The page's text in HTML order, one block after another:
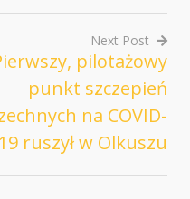
Next Post
pilotażowy
punkt szczepień
na COVID-
19 ruszył w Olkuszu